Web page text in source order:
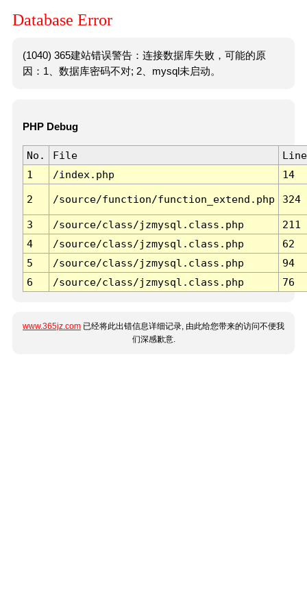
Database Error
(1040) 365建站错误警告：连接数据库失败，可能的原
因：1、数据库密码不对; 2、mysql未启动。
PHP Debug
No. File
Line
1
/index.php 14
2 /source/function/function_extend.php 324
3 /source/class/jzmysql.class.php
211
4
/source/class/jzmysql.class.php
62
5
/source/class/jzmysql.class.php
94
6
/source/class/jzmysql.class.php 76
www.365jz.com 已经将此出错信息详细记录, 由此给您带来的访问不便我
们深感歉意.